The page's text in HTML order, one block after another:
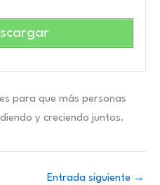
para que más personas
y creciendo juntos.
Entrada siguiente →